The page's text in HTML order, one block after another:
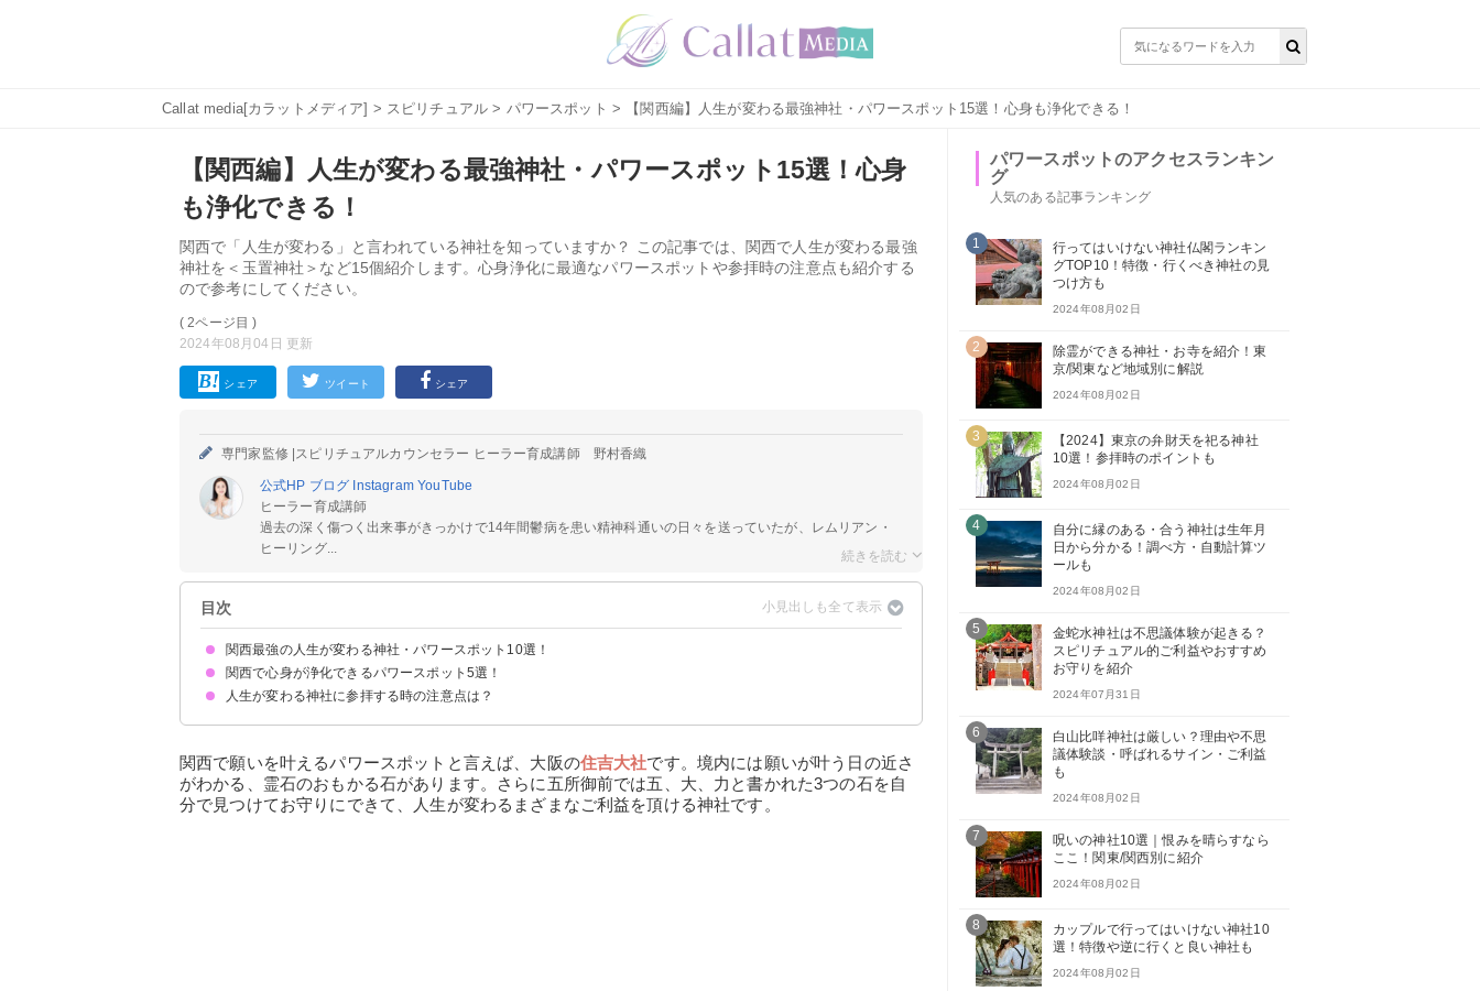
Callat media[カラットメディア] > スピリチュアル > パワースポット > 【関西編】人生が変わる最強神社・パワースポット15選！心身も浄化できる！
【関西編】人生が変わる最強神社・パワースポット15選！心身
も浄化できる！
関西で「人生が変わる」と言われている神社を知っていますか？ この記事では、関西で人生が変わる最強
神社を＜玉置神社＞など15個紹介します。心身浄化に最適なパワースポットや参拝時の注意点も紹介する
ので参考にしてください。
( 2ページ目 )
2024年08月04日 更新
シェア ツイート シェア
専門家監修 | スピリチュアルカウンセラー ヒーラー育成講師 野村香織
公式HP ブログ InstagramYouTube
ヒーラー育成講師
過去の深く傷つく出来事がきっかけで14年間鬱病を患い精神科通いの日々を送っていたが、レムリアン・
ヒーリング...
目次
関西最強の人生が変わる神社・パワースポット10選！
①玉置神社：奈良県
②鞍馬寺：京都府
③住吉大社：大阪府
④丹生川上神社：奈良県
⑤神倉神社：和歌山県
⑥熊野本宮大社：和歌山県
⑦白鬚神社：滋賀県
⑧春日大社：奈良県
⑨晴明神社：京都府
⑩大阪天満宮：大阪府
関西で心身が浄化できるパワースポット5選！
①鮎屋の滝：兵庫県
②仁徳天皇陵古墳：大阪府
③嵐山の竹林：京都府
④天橋立：京都府
⑤那智の滝：和歌山県
人生が変わる神社に参拝する時の注意点は？
関西で願いを叶えるパワースポットと言えば、大阪の住吉大社です。境内には願いが叶う日の近さ
がわかる、霊石のおもかる石があります。さらに五所御前では五、大、力と書かれた3つの石を自
分で見つけてお守りにできて、人生が変わるまざまなご利益を頂ける神社です。
パワースポットのアクセスランキン
グ
人気のある記事ランキング
1
行ってはいけない神社仏閣ランキン
グTOP10！特徴・行くべき神社の見
つけ方も
2024年08月02日
2
除霊ができる神社・お寺を紹介！東
京/関東など地域別に解説
2024年08月02日
3
【2024】東京の弁財天を祀る神社
10選！参拝時のポイントも
2024年08月02日
4
自分に縁のある・合う神社は生年月
日から分かる！調べ方・自動計算ツ
ールも
2024年08月02日
5
金蛇水神社は不思議体験が起きる？
スピリチュアル的ご利益やおすすめ
お守りを紹介
2024年07月31日
6
白山比咩神社は厳しい？理由や不思
議体験談・呼ばれるサイン・ご利益
も
2024年08月02日
7
呪いの神社10選｜恨みを晴らすなら
ここ！関東/関西別に紹介
2024年08月02日
8
カップルで行ってはいけない神社10
選！特徴や逆に行くと良い神社も
2024年08月02日